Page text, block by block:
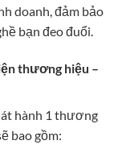
doanh, đảm bảo
bạn đeo đuổi.
thương hiệu –
hành 1 thương
bao gồm: